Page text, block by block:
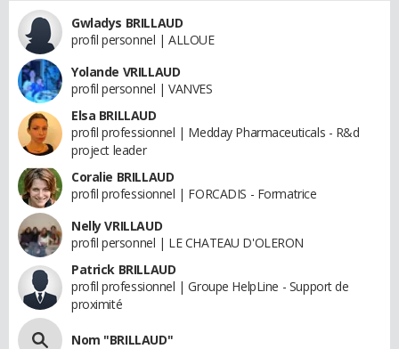
Gwladys BRILLAUD
profil personnel | ALLOUE
Yolande VRILLAUD
profil personnel | VANVES
Elsa BRILLAUD
profil professionnel | Medday Pharmaceuticals - R&d
project leader
Coralie BRILLAUD
profil professionnel | FORCADIS - Formatrice
Nelly VRILLAUD
profil personnel | LE CHATEAU D'OLERON
Patrick BRILLAUD
profil professionnel | Groupe HelpLine - Support de
proximité
Nom "BRILLAUD"